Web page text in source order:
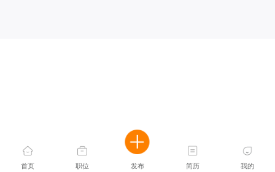
首页 职位 发布 简历 我的